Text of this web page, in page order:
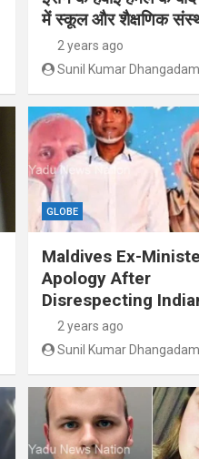
में स्कूल और शैक्षणिक
2 years ago
Sunil Kumar
GLOBE
Maldives Ex-
Apology After
Disrespecting
2 years ago
Sunil Kumar